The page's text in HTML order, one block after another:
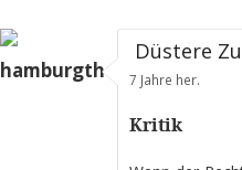
hamburgtheater
Düstere
7 Jahre her.
Kritik